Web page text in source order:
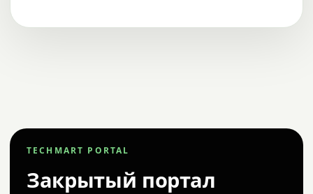
TECHMART PORTAL
Закрытый портал